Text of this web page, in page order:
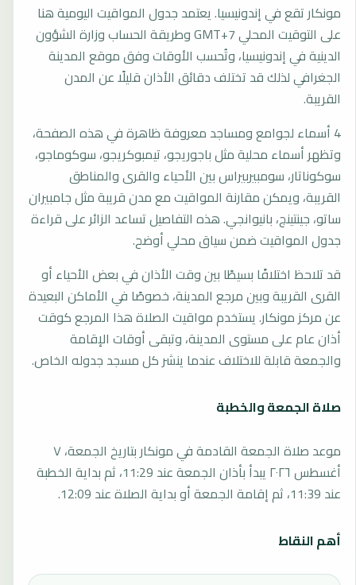
مونكار تقع في إندونيسيا. يعتمد جدول المواقيت اليومية هنا
على التوقيت المحلي GMT+7 وطريقة الحساب وزارة الشؤون
الدينية في إندونيسيا، وتُحسب الأوقات وفق موقع المدينة
الجغرافي لذلك قد تختلف دقائق الأذان قليلًا عن المدن
القريبة.
4 أسماء لجوامع ومساجد معروفة ظاهرة في هذه الصفحة،
وتظهر أسماء محلية مثل باجوريجو، تيمبوكريجو، سوكوماجو،
سوكوناتار، سومبيربيراس بين الأحياء والقرى والمناطق
القريبة، ويمكن مقارنة المواقيت مع مدن قريبة مثل جامبيران
ساتو، جينتينج، بانيوانجي. هذه التفاصيل تساعد الزائر على قراءة
جدول المواقيت ضمن سياق محلي أوضح.
قد تلاحظ اختلافًا بسيطًا بين وقت الأذان في بعض الأحياء أو
القرى القريبة وبين مرجع المدينة، خصوصًا في الأماكن البعيدة
عن مركز مونكار. يستخدم مواقيت الصلاة هذا المرجع كوقت
أذان عام على مستوى المدينة، وتبقى أوقات الإقامة
والجمعة قابلة للاختلاف عندما ينشر كل مسجد جدوله الخاص.
صلاة الجمعة والخطبة
موعد صلاة الجمعة القادمة في مونكار بتاريخ الجمعة، ٧
أغسطس ٢٠٢٦ يبدأ بأذان الجمعة عند 11:29، ثم بداية الخطبة
عند 11:39، ثم إقامة الجمعة أو بداية الصلاة عند 12:09.
أهم النقاط